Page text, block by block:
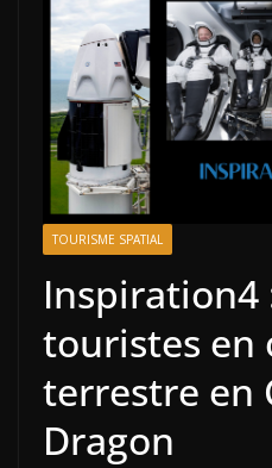
TOURISME SPATIAL
Inspiration4
touristes en
terrestre en
Dragon